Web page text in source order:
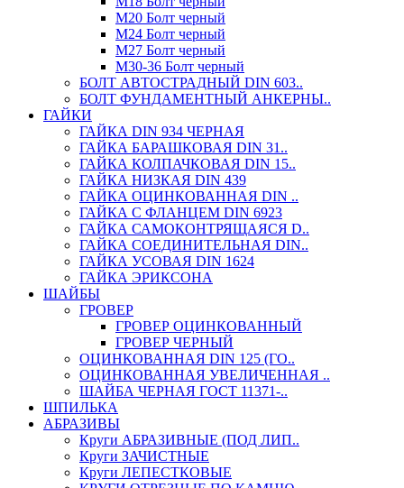
М20 Болт черный
М24 Болт черный
М27 Болт черный
М30-36 Болт черный
БОЛТ АВТОСТРАДНЫЙ DIN 603..
БОЛТ ФУНДАМЕНТНЫЙ АНКЕРНЫ..
ГАЙКИ
ГАЙКА DIN 934 ЧЕРНАЯ
ГАЙКА БАРАШКОВАЯ DIN 31..
ГАЙКА КОЛПАЧКОВАЯ DIN 15..
ГАЙКА НИЗКАЯ DIN 439
ГАЙКА ОЦИНКОВАННАЯ DIN ..
ГАЙКА С ФЛАНЦЕМ DIN 6923
ГАЙКА САМОКОНТРЯЩАЯСЯ D..
ГАЙКА СОЕДИНИТЕЛЬНАЯ DIN..
ГАЙКА УСОВАЯ DIN 1624
ГАЙКА ЭРИКСОНА
ШАЙБЫ
ГРОВЕР
ГРОВЕР ОЦИНКОВАННЫЙ
ГРОВЕР ЧЕРНЫЙ
ОЦИНКОВАННАЯ DIN 125 (ГО..
ОЦИНКОВАННАЯ УВЕЛИЧЕННАЯ ..
ШАЙБА ЧЕРНАЯ ГОСТ 11371-..
ШПИЛЬКА
АБРАЗИВЫ
Круги АБРАЗИВНЫЕ (ПОД ЛИП..
Круги ЗАЧИСТНЫЕ
Круги ЛЕПЕСТКОВЫЕ